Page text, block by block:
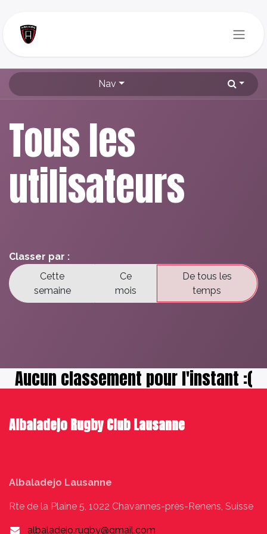
Nav
Tous les
utilisateurs
Classer par :
Cette
semaine
Ce
mois
De tous les
temps
Aucun classement pour l'instant :(
Albaladejo Rugby Club Lausanne
Albaladejo Lausanne
Rte de la Plaine 5, 1022 Chavannes-près-Renens, Suisse
albaladejo.rugby@gmail.com